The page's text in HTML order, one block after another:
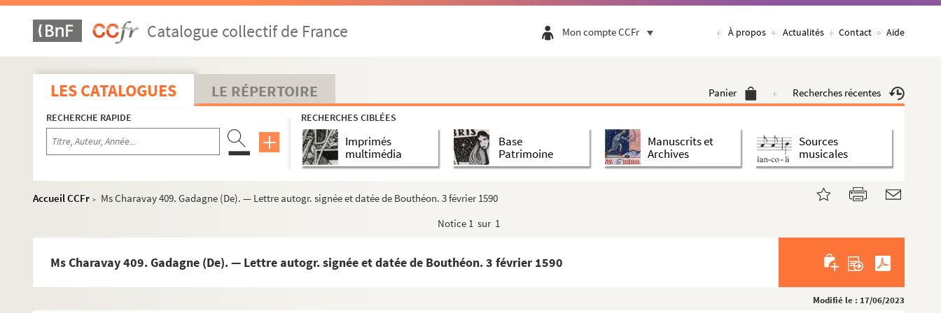
Catalogue collectif de France Mon compte CCFr À propos Actualités Contact Aide
LES CATALOGUES LE RÉPERTOIRE Panier Recherches récentes
RECHERCHE RAPIDE RECHERCHES CIBLÉES
Imprimés
multimédia
Base
Patrimoine
Manuscrits et
Archives
Sources
musicales
Accueil CCFr >
Ms Charavay 409. Gadagne (De). — Lettre autogr. signée et datée de Bouthéon. 3 février 1590
Notice 1 sur 1
Ms Charavay 409. Gadagne (De). — Lettre autogr. signée et datée de Bouthéon. 3 février 1590
Modifié le : 17/06/2023
Ms Charavay 381. Folleville (Marie), artiste lyrique et auteur
Ms Charavay 382. Fond (Benoît), blanchisseur à Chaponost, député du Rhône en 1849-1851
Ms Charavay 383. Forest, vicaire de Saint-Germain-sur-l'Arbresle (Rhône)
Ms Charavay 384. Forest (Jean-Marie), général
Ms Charavay 385. Forest (Jules), littérateur
Ms Charavay 386. Fornier (E.), littérateur
Ms Charavay 387. Fortis (François-Marie de), avocat général à Lyon, auteur
Ms Charavay 388. Foudras (De), grand-prieur de l'abbaye de Savigny (Rhône)
Ms Charavay 392. Fournet (Joseph-Jean-Baptiste), professeur de minéralogie à la Faculté des sciences de Lyon